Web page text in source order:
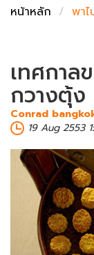
หน้าหลัก
พาไ
เทศกาล
กวางตุ้ง
Conrad
19 Aug 2553